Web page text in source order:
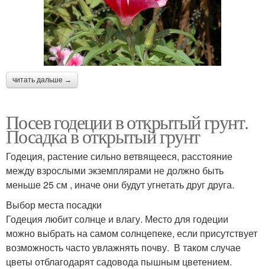
читать дальше →
Посев годеции в открытый грунт.
Посадка в открытый грунт
Годеция, растение сильно ветвящееся, расстояние
между взрослыми экземплярами не должно быть
меньше 25 см , иначе они будут угнетать друг друга.
Выбор места посадки
Годеция любит солнце и влагу. Место для годеции
можно выбрать на самом солнцепеке, если присутствует
возможность часто увлажнять почву. В таком случае
цветы отблагодарят садовода пышным цветением.